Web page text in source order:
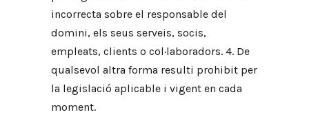
incorrecta sobre el responsable del
domini, els seus serveis, socis,
empleats, clients o col·laboradors. 4. De
qualsevol altra forma resulti prohibit per
la legislació aplicable i vigent en cada
moment.